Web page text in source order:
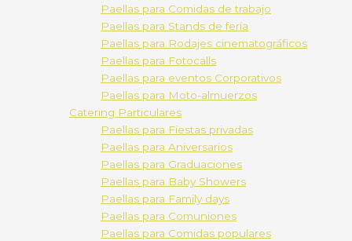
Paellas para Comidas de trabajo
Paellas para Stands de feria
Paellas para Rodajes cinematográficos
Paellas para Fotocalls
Paellas para eventos Corporativos
Paellas para Moto-almuerzos
Catering Particulares
Paellas para Fiestas privadas
Paellas para Aniversarios
Paellas para Graduaciones
Paellas para Baby Showers
Paellas para Family days
Paellas para Comuniones
Paellas para Comidas populares